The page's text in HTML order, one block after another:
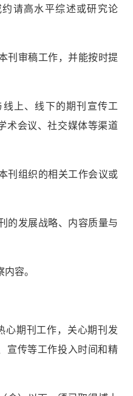
请高水平综述或研究论
刊审稿工作，并能按时提
上、线下的期刊宣传工
术会议、社交媒体等渠道
刊组织的相关工作会议或
的发展战略、内容质量与
容。
心期刊工作，关心期刊发
宣传等工作投入时间和精